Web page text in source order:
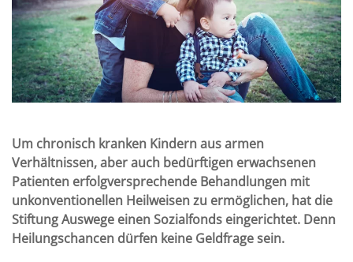
Um chronisch kranken Kindern aus armen
Verhältnissen, aber auch bedürftigen erwachsenen
Patienten erfolgversprechende Behandlungen mit
unkonventionellen Heilweisen zu ermöglichen, hat die
Stiftung Auswege einen Sozialfonds eingerichtet. Denn
Heilungschancen dürfen keine Geldfrage sein.